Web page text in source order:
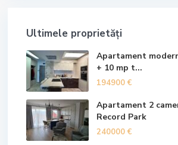
Ultimele proprietăți
Apartament
+ 10 mp t...
194900 €
Apartament 2
Record Park
240000 €